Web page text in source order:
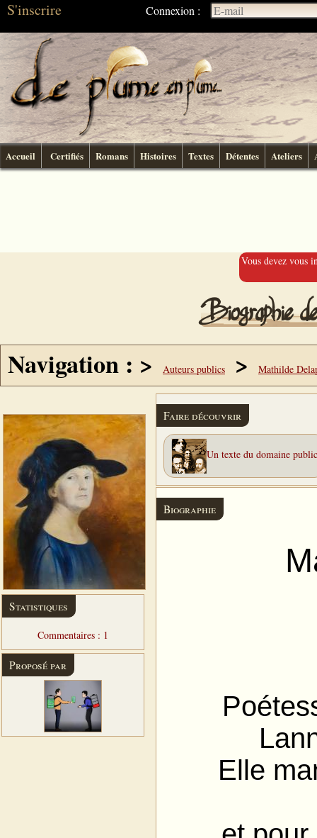
S'inscrire Connexion :
Accueil Certifiés Romans Histoires Textes Détentes Ateliers
Vous devez vous
Biographie
Navigation : > Auteurs publics > Mathilde
Statistiques
Commentaires : 1
Proposé par
Faire découvrir
Un texte du domaine public
Biographie
Elle